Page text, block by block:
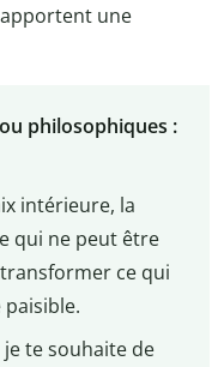
une
philosophiques :
intérieure, la
qui ne peut être
ce qui
paisible.
te souhaite de